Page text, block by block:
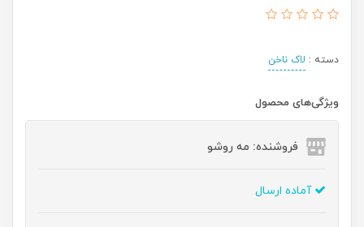
دسته : لاک ناخن
ویژگی‌های محصول
فروشنده: مه رو‌شو
آماده ارسال